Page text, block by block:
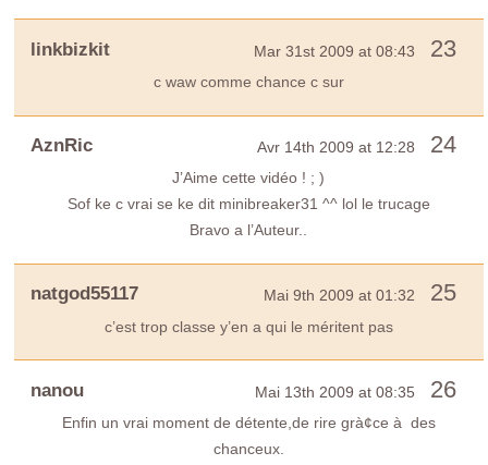
linkbizkit Mar 31st 2009 at 08:43 23
c waw comme chance c sur
AznRic Avr 14th 2009 at 12:28 24
J’Aime cette vidéo ! ; )
Sof ke c vrai se ke dit minibreaker31 ^^ lol le trucage
Bravo a l’Auteur..
natgod55117 Mai 9th 2009 at 01:32 25
c’est trop classe y’en a qui le méritent pas
nanou Mai 13th 2009 at 08:35 26
Enfin un vrai moment de détente,de rire grà¢ce à des
chanceux.